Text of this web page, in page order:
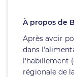
À propos de
Après avoir
dans
l'habillement
régionale de